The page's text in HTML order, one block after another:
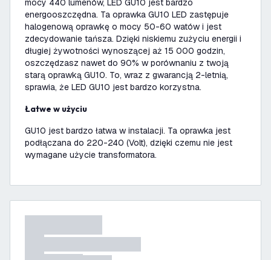
mocy 440 lumenów, LED GU10 jest bardzo
energooszczędna. Ta oprawka GU10 LED zastępuje
halogenową oprawkę o mocy 50-60 watów i jest
zdecydowanie tańsza. Dzięki niskiemu zużyciu energii i
długiej żywotności wynoszącej aż 15 000 godzin,
oszczędzasz nawet do 90% w porównaniu z twoją
starą oprawką GU10. To, wraz z gwarancją 2-letnią,
sprawia, że LED GU10 jest bardzo korzystna.
Łatwe w użyciu
GU10 jest bardzo łatwa w instalacji. Ta oprawka jest
podłączana do 220-240 (Volt), dzięki czemu nie jest
wymagane użycie transformatora.